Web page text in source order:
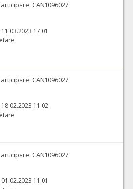
CAN1096027
11.03.2023 17:01
CAN1096027
18.02.2023 11:02
CAN1096027
01.02.2023 11:01